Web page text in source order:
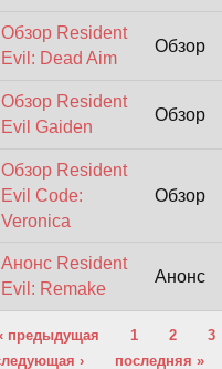
Обзор Resident
Evil: Dead Aim
Обзор
Обзор Resident
Evil Gaiden
Обзор
Обзор Resident
Evil Code:
Veronica
Обзор
Анонс Resident
Evil: Remake
Анонс
‹ предыдущая 1 2 3
› последняя »